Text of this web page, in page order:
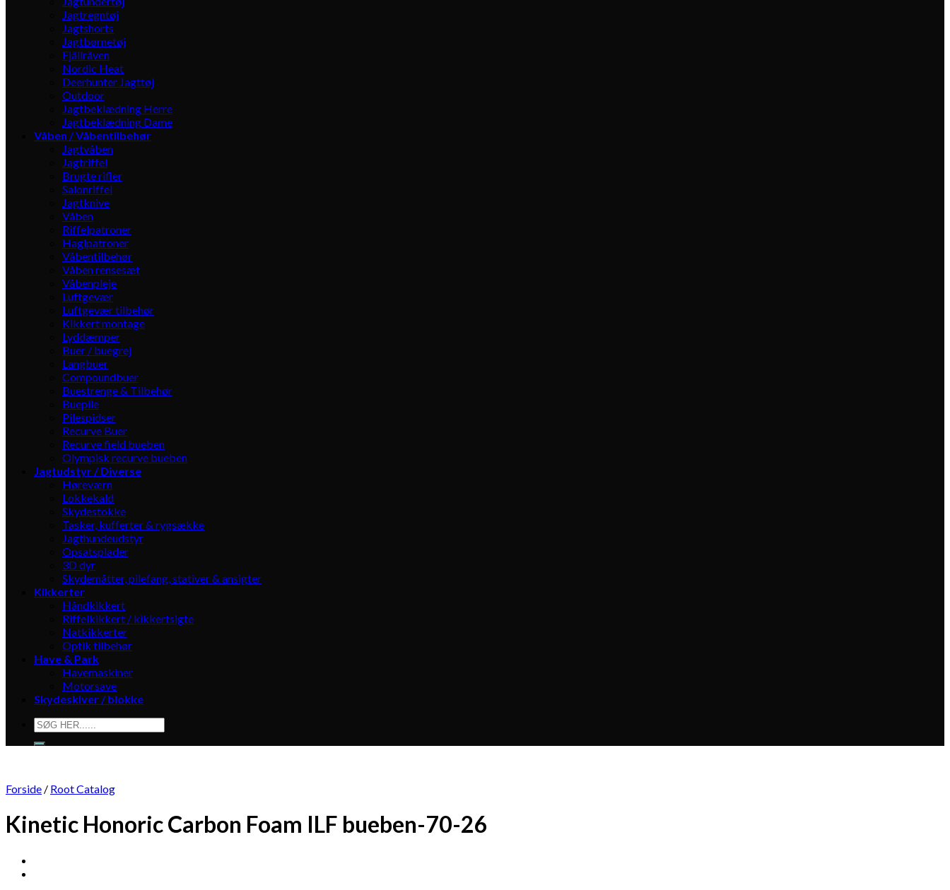
Jagtregntøj
Jagtshorts
Jagtbørnetøj
Fjällräven
Nordic Heat
Deerhunter Jagttøj
Outdoor
Jagtbeklædning Herre
Jagtbeklædning Dame
Våben / Våbentilbehør
Jagtvåben
Jagtriffel
Brugte rifler
Salonriffel
Jagtknive
Våben
Riffelpatroner
Haglpatroner
Våbentilbehør
Våben rensesæt
Våbenpleje
Luftgevær
Luftgevær tilbehør
Kikkert montage
Lyddæmper
Buer / buegrej
Langbuer
Compoundbuer
Buestrenge & Tilbehør
Buepile
Pilespidser
Recurve Buer
Recurve field bueben
Olympisk recurve bueben
Jagtudstyr / Diverse
Høreværn
Lokkekald
Skydestokke
Tasker, kufferter & rygsække
Jagthundeudstyr
Opsatsplader
3D dyr
Skydemåtter, pilefang, stativer & ansigter
Kikkerter
Håndkikkert
Riffelkikkert / kikkertsigte
Natkikkerter
Optik tilbehør
Have & Park
Havemaskiner
Motorsave
Skydeskiver / blokke
Søg
efter:
Forside / Root Catalog
Kinetic Honoric Carbon Foam ILF bueben-70-26